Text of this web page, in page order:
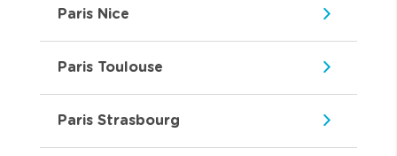
Paris Nice
Paris Toulouse
Paris Strasbourg